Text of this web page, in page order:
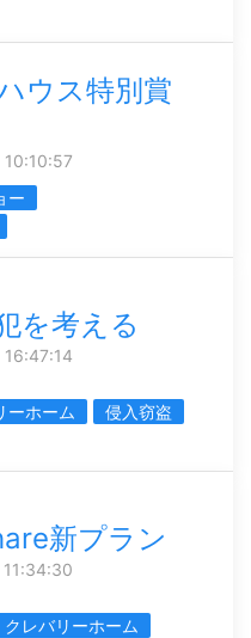
ウス特別賞
ー
を考える
ーホーム
侵入窃盗
新プラン
クレバリーホーム